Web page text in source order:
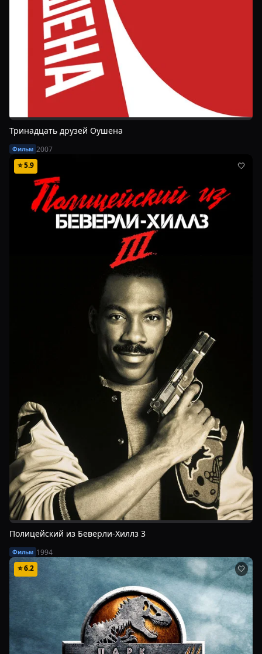
Тринадцать друзей Оушена
Фильм 2007
⭐5.9 🤍
Полицейский из Беверли-Хиллз 3
Фильм 1994
⭐6.2 🤍